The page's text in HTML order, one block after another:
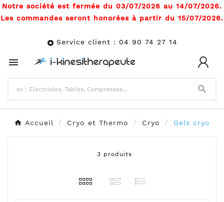
Notre société est fermée du 03/07/2026 au 14/07/2026.
Les commandes seront honorées à partir du 15/07/2026.
 Service client : 04 90 74 27 14


Accueil Cryo et Thermo Cryo Gels cryo
3 produits